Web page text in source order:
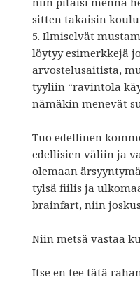
sitten takaisin
5. Ilmiselvät
löytyy esimerkkejä
arvostelusaitista,
tyyliin “ravintola
nämäkin menevät
Tuo edellinen
edellisien väliin ja
olemaan
tylsä fiilis ja
brainfart, niin
Niin metsä vastaa
Itse en tee tätä